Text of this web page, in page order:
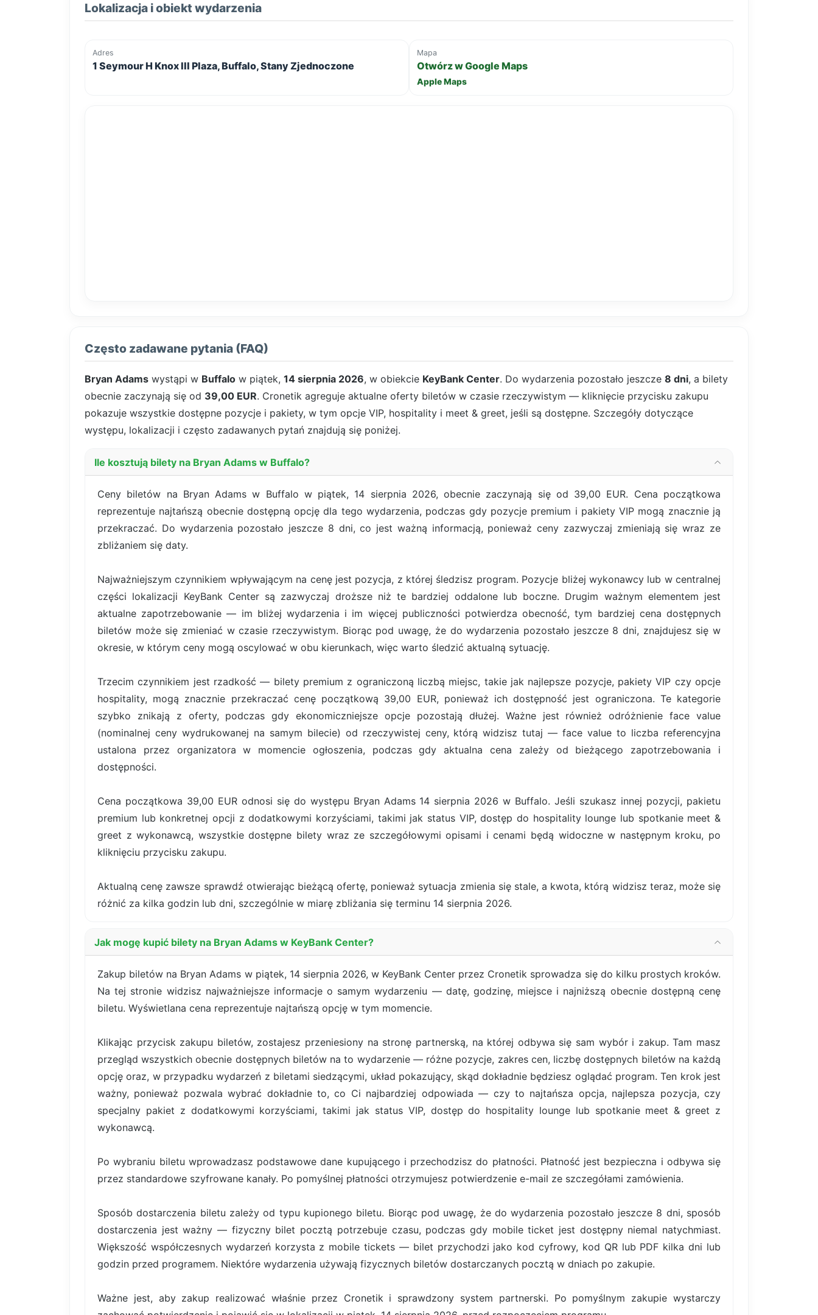
Lokalizacja i obiekt wydarzenia
Adres
1 Seymour H Knox III Plaza, Buffalo, Stany Zjednoczone
Mapa
Otwórz w Google Maps
Apple Maps
Często zadawane pytania (FAQ)
Bryan Adams wystąpi w Buffalo w piątek, 14 sierpnia 2026, w obiekcie KeyBank Center. Do wydarzenia pozostało jeszcze 8 dni, a bilety
obecnie zaczynają się od 39,00 EUR. Cronetik agreguje aktualne oferty biletów w czasie rzeczywistym — kliknięcie przycisku zakupu
pokazuje wszystkie dostępne pozycje i pakiety, w tym opcje VIP, hospitality i meet & greet, jeśli są dostępne. Szczegóły dotyczące
występu, lokalizacji i często zadawanych pytań znajdują się poniżej.
Ile kosztują bilety na Bryan Adams w Buffalo?
Ceny biletów na Bryan Adams w Buffalo w piątek, 14 sierpnia 2026, obecnie zaczynają się od 39,00 EUR. Cena początkowa
reprezentuje najtańszą obecnie dostępną opcję dla tego wydarzenia, podczas gdy pozycje premium i pakiety VIP mogą znacznie ją
przekraczać. Do wydarzenia pozostało jeszcze 8 dni, co jest ważną informacją, ponieważ ceny zazwyczaj zmieniają się wraz ze
zbliżaniem się daty.
Najważniejszym czynnikiem wpływającym na cenę jest pozycja, z której śledzisz program. Pozycje bliżej wykonawcy lub w centralnej
części lokalizacji KeyBank Center są zazwyczaj droższe niż te bardziej oddalone lub boczne. Drugim ważnym elementem jest
aktualne zapotrzebowanie — im bliżej wydarzenia i im więcej publiczności potwierdza obecność, tym bardziej cena dostępnych
biletów może się zmieniać w czasie rzeczywistym. Biorąc pod uwagę, że do wydarzenia pozostało jeszcze 8 dni, znajdujesz się w
okresie, w którym ceny mogą oscylować w obu kierunkach, więc warto śledzić aktualną sytuację.
Trzecim czynnikiem jest rzadkość — bilety premium z ograniczoną liczbą miejsc, takie jak najlepsze pozycje, pakiety VIP czy opcje
hospitality, mogą znacznie przekraczać cenę początkową 39,00 EUR, ponieważ ich dostępność jest ograniczona. Te kategorie
szybko znikają z oferty, podczas gdy ekonomiczniejsze opcje pozostają dłużej. Ważne jest również odróżnienie face value
(nominalnej ceny wydrukowanej na samym bilecie) od rzeczywistej ceny, którą widzisz tutaj — face value to liczba referencyjna
ustalona przez organizatora w momencie ogłoszenia, podczas gdy aktualna cena zależy od bieżącego zapotrzebowania i
dostępności.
Cena początkowa 39,00 EUR odnosi się do występu Bryan Adams 14 sierpnia 2026 w Buffalo. Jeśli szukasz innej pozycji, pakietu
premium lub konkretnej opcji z dodatkowymi korzyściami, takimi jak status VIP, dostęp do hospitality lounge lub spotkanie meet &
greet z wykonawcą, wszystkie dostępne bilety wraz ze szczegółowymi opisami i cenami będą widoczne w następnym kroku, po
kliknięciu przycisku zakupu.
Aktualną cenę zawsze sprawdź otwierając bieżącą ofertę, ponieważ sytuacja zmienia się stale, a kwota, którą widzisz teraz, może się
różnić za kilka godzin lub dni, szczególnie w miarę zbliżania się terminu 14 sierpnia 2026.
Jak mogę kupić bilety na Bryan Adams w KeyBank Center?
Zakup biletów na Bryan Adams w piątek, 14 sierpnia 2026, w KeyBank Center przez Cronetik sprowadza się do kilku prostych kroków.
Na tej stronie widzisz najważniejsze informacje o samym wydarzeniu — datę, godzinę, miejsce i najniższą obecnie dostępną cenę
biletu. Wyświetlana cena reprezentuje najtańszą opcję w tym momencie.
Klikając przycisk zakupu biletów, zostajesz przeniesiony na stronę partnerską, na której odbywa się sam wybór i zakup. Tam masz
przegląd wszystkich obecnie dostępnych biletów na to wydarzenie — różne pozycje, zakres cen, liczbę dostępnych biletów na każdą
opcję oraz, w przypadku wydarzeń z biletami siedzącymi, układ pokazujący, skąd dokładnie będziesz oglądać program. Ten krok jest
ważny, ponieważ pozwala wybrać dokładnie to, co Ci najbardziej odpowiada — czy to najtańsza opcja, najlepsza pozycja, czy
specjalny pakiet z dodatkowymi korzyściami, takimi jak status VIP, dostęp do hospitality lounge lub spotkanie meet & greet z
wykonawcą.
Po wybraniu biletu wprowadzasz podstawowe dane kupującego i przechodzisz do płatności. Płatność jest bezpieczna i odbywa się
przez standardowe szyfrowane kanały. Po pomyślnej płatności otrzymujesz potwierdzenie e-mail ze szczegółami zamówienia.
Sposób dostarczenia biletu zależy od typu kupionego biletu. Biorąc pod uwagę, że do wydarzenia pozostało jeszcze 8 dni, sposób
dostarczenia jest ważny — fizyczny bilet pocztą potrzebuje czasu, podczas gdy mobile ticket jest dostępny niemal natychmiast.
Większość współczesnych wydarzeń korzysta z mobile tickets — bilet przychodzi jako kod cyfrowy, kod QR lub PDF kilka dni lub
godzin przed programem. Niektóre wydarzenia używają fizycznych biletów dostarczanych pocztą w dniach po zakupie.
Ważne jest, aby zakup realizować właśnie przez Cronetik i sprawdzony system partnerski. Po pomyślnym zakupie wystarczy